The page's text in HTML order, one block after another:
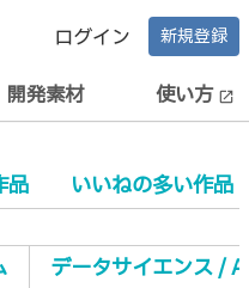
ログイン 新規登録
開発素材 使い方 open_in_new
品 いいねの多い作品
データサイエンス /